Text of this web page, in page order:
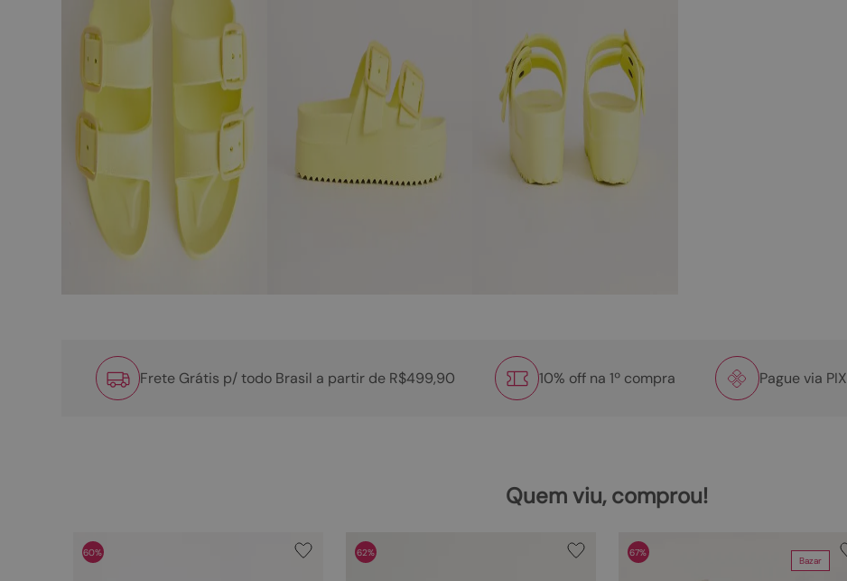
Frete Grátis p/ todo Brasil a partir de R$499,90 10% off na 1º compra Pague via PIX
Quem viu, comprou!
60% 62%
Bazar
67%